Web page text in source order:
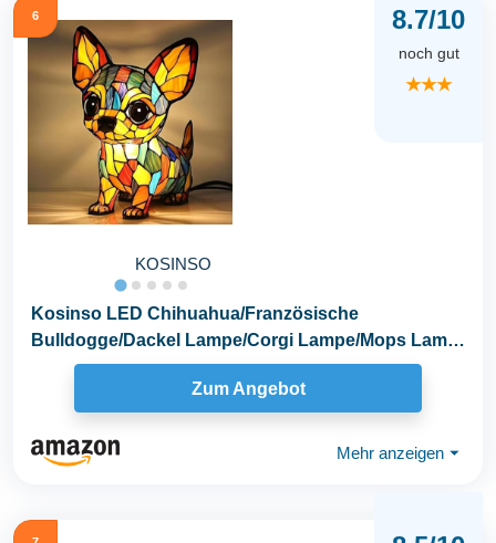
6
KOSINSO
8.7/10
noch gut
★★★
Kosinso LED Chihuahua/Französische
Bulldogge/Dackel Lampe/Corgi Lampe/Mops Lamp,
Haustier-Dekolampe...
Zum Angebot
Mehr anzeigen ⏷